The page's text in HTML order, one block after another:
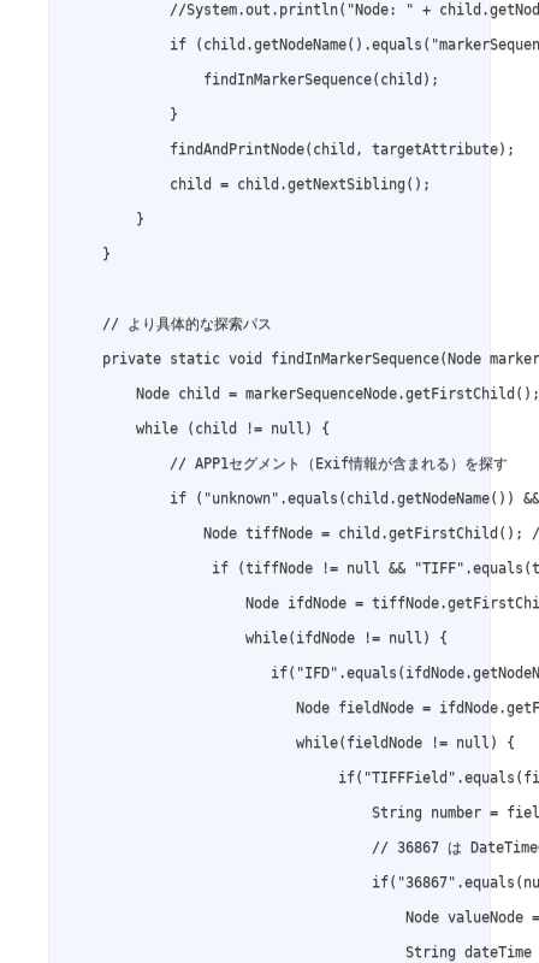
//System.out.println("Node: " +
if
                findInMarkerSequence(child);
            }
            findAndPrintNode(child, targetAttribute);
            child = child.getNextSibling();
        }
    }
    // より具体的な探索パス
private static void findInMarkerSequence(Node
        Node child = markerSequenceNode.getFirstChild();
        while (child != null) {
            // APP1セグメント（Exif情報が含まれる）を探す
if ("unknown".equals(child.getNodeName())
Node tiffNode = child.getFirstChild();
if (tiffNode != null &&
Node ifdNode =
                     while(ifdNode != null) {
Node fieldNode =
                           while(fieldNode != null) {
String number =
// 36867 は
Node valueNode
String